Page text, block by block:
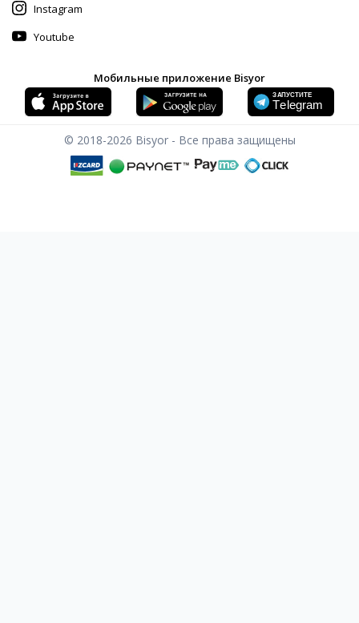
Instagram
Youtube
Мобильные приложение Bisyor
© 2018-2026 Bisyor - Все права защищены